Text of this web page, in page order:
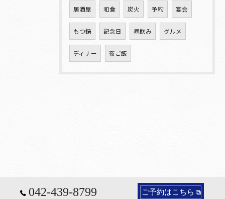
居酒屋 和食 炭火 予約 宴会
もつ鍋 記念日 昼飲み グルメ
ディナー 夜ご飯
042-439-8799 ご予約はこちら